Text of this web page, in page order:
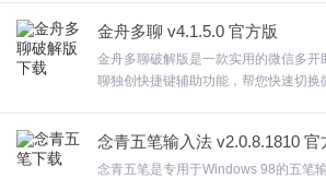
有业务和服务，打造中国移动综合服务
合众软件园下载体验。
金舟多聊 v4.1.5.0 官方版
金舟多聊破解版是一款实用的微信多开
聊独创快捷键辅助功能，帮您快速切换
群等运营，提高工作效率金舟多聊破解
定义、排序、删除只需要切换窗口就行
念青五笔输入法 v2.0.8.1810 官
念青五笔是专用于Windows 98的五笔